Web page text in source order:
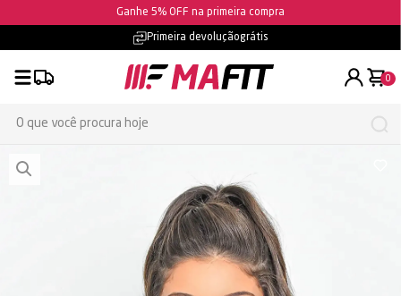
Ganhe 5% OFF na primeira compra
10x sem juros
0